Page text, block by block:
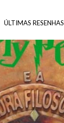
ÚLTIMAS RESENHAS